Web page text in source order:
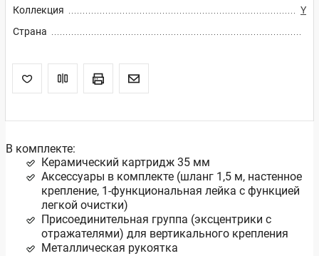
Коллекция
Y
Страна
В комплекте:
Керамический картридж 35 мм
Аксессуары в комплекте (шланг 1,5 м, настенное
крепление, 1-функциональная лейка с функцией
легкой очистки)
Присоединительная группа (эксцентрики с
отражателями) для вертикального крепления
Металлическая рукоятка